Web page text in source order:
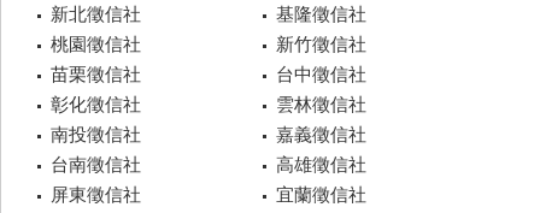
新北徵信社
基隆徵信社
桃園徵信社
新竹徵信社
苗栗徵信社
台中徵信社
彰化徵信社
雲林徵信社
南投徵信社
嘉義徵信社
台南徵信社
高雄徵信社
屏東徵信社
宜蘭徵信社